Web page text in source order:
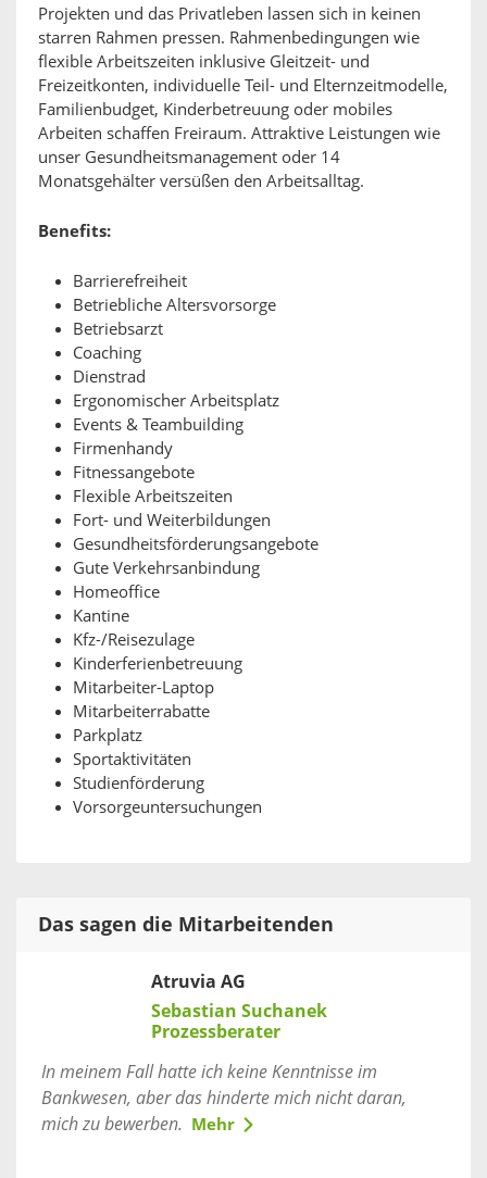
Projekten und das Privatleben lassen sich in keinen
starren Rahmen pressen. Rahmenbedingungen wie
flexible Arbeitszeiten inklusive Gleitzeit- und
Freizeitkonten, individuelle Teil- und Elternzeitmodelle,
Familienbudget, Kinderbetreuung oder mobiles
Arbeiten schaffen Freiraum. Attraktive Leistungen wie
unser Gesundheitsmanagement oder 14
Monatsgehälter versüßen den Arbeitsalltag.
Benefits:
Barrierefreiheit
Betriebliche Altersvorsorge
Betriebsarzt
Coaching
Dienstrad
Ergonomischer Arbeitsplatz
Events & Teambuilding
Firmenhandy
Fitnessangebote
Flexible Arbeitszeiten
Fort- und Weiterbildungen
Gesundheitsförderungsangebote
Gute Verkehrsanbindung
Homeoffice
Kantine
Kfz-/Reisezulage
Kinderferienbetreuung
Mitarbeiter-Laptop
Mitarbeiterrabatte
Parkplatz
Sportaktivitäten
Studienförderung
Vorsorgeuntersuchungen
Das sagen die Mitarbeitenden
Atruvia AG
Sebastian Suchanek
Prozessberater
In meinem Fall hatte ich keine Kenntnisse im
Bankwesen, aber das hinderte mich nicht daran,
mich zu bewerben. Mehr